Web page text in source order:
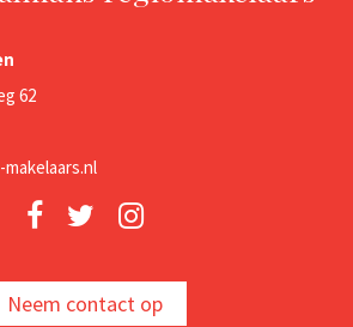
62
Neem contact op